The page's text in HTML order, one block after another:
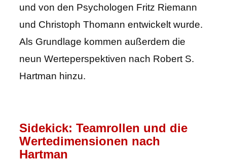
und von den Psychologen Fritz Riemann
und Christoph Thomann entwickelt wurde.
Als Grundlage kommen außerdem die
neun Werteperspektiven nach Robert S.
Hartman hinzu.
Sidekick: Teamrollen und die
Wertedimensionen nach
Hartman